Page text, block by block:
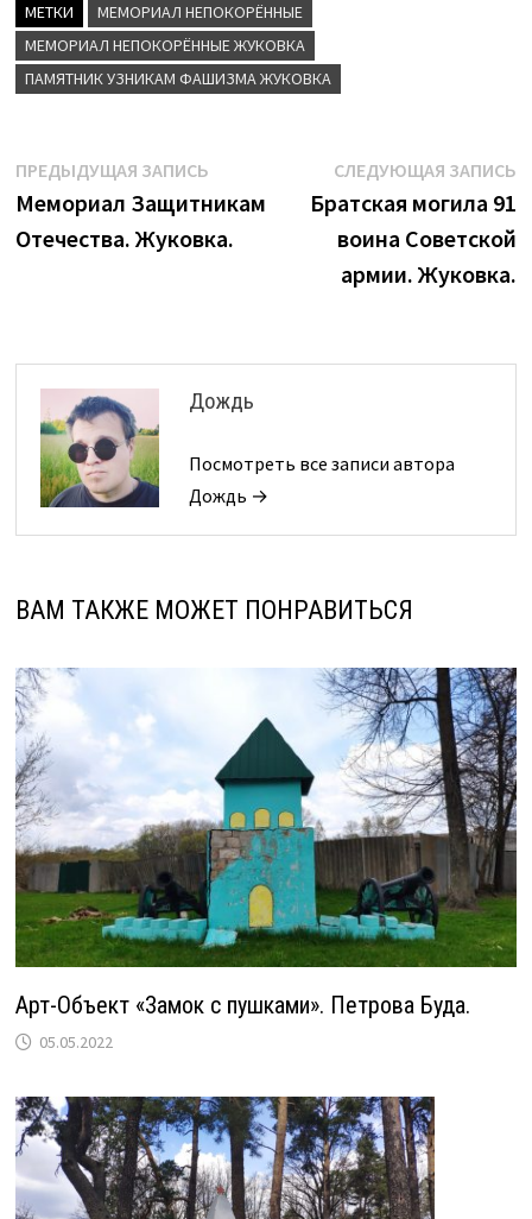
МЕТКИ
МЕМОРИАЛ НЕПОКОРЁННЫЕ
МЕМОРИАЛ НЕПОКОРЁННЫЕ ЖУКОВКА
ПАМЯТНИК УЗНИКАМ ФАШИЗМА ЖУКОВКА
Навигация
по
ПРЕДЫДУЩАЯ ЗАПИСЬПредыдущая
запись:
Мемориал Защитникам
Отечества. Жуковка.
СЛЕДУЮЩАЯ ЗАПИСЬ
Братская могила 91
воина Советской
армии. Жуковка.
Дождь
Посмотреть все записи автора
Дождь →
ВАМ ТАКЖЕ МОЖЕТ ПОНРАВИТЬСЯ
Арт-Объект «Замок с пушками». Петрова Буда.
05.05.2022